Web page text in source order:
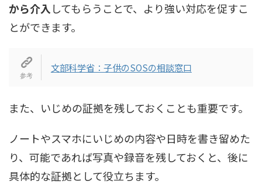
から介入してもらうことで、より強い対応を促すこ
とができます。
文部科学省：子供のSOSの相談窓口
また、いじめの証拠を残しておくことも重要です。
ノートやスマホにいじめの内容や日時を書き留めた
り、可能であれば写真や録音を残しておくと、後に
具体的な証拠として役立ちます。